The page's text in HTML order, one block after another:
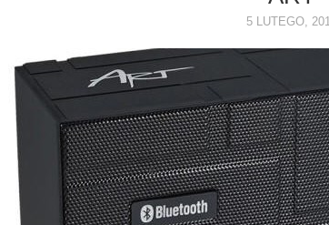
5 LUTEGO,